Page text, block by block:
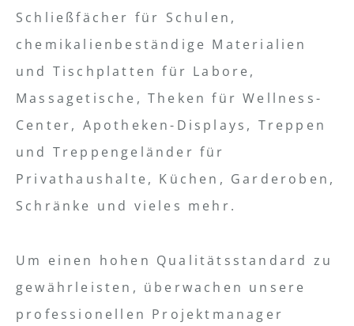
Schließfächer für Schulen,
chemikalienbeständige Materialien
und Tischplatten für Labore,
Massagetische, Theken für Wellness-
Center, Apotheken-Displays, Treppen
und Treppengeländer für
Privathaushalte, Küchen, Garderoben,
Schränke und vieles mehr.
Um einen hohen Qualitätsstandard zu
gewährleisten, überwachen unsere
professionellen Projektmanager